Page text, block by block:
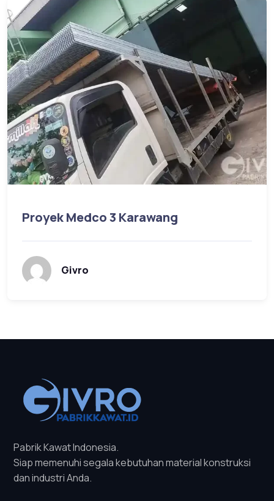
Proyek Medco 3 Karawang
Givro
Pabrik Kawat Indonesia.
Siap memenuhi segala kebutuhan material konstruksi
dan industri Anda.